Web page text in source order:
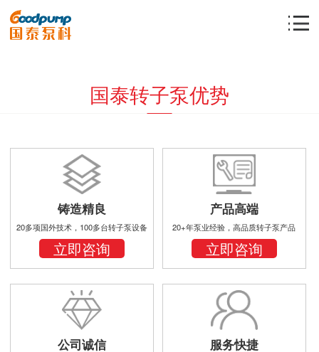
国泰转子泵优势
铸造精良
20多项国外技术，100多台转子泵设备
立即咨询
产品高端
20+年泵业经验，高品质转子泵产品
立即咨询
公司诚信 服务快捷